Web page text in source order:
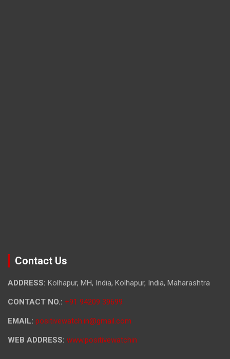
Contact Us
ADDRESS: Kolhapur, MH, India, Kolhapur, India, Maharashtra
CONTACT NO.: +91 94209 39699
EMAIL: positivewatch.in@gmail.com
WEB ADDRESS: www.positivewatchin